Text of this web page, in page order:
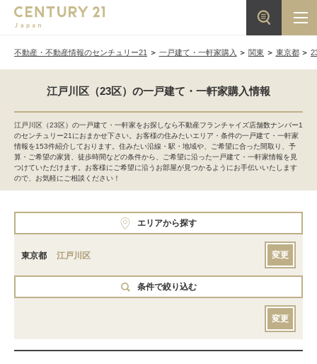
不動産・不動産情報のセンチュリー21 一戸建て・一軒家購入 関東 東京都
江戸川区（23区）の一戸建て・一軒家購入情報
江戸川区（23区）の一戸建て・一軒家をお探しなら不動産フランチャイズ店舗数ナンバー1
のセンチュリー21におまかせ下さい。お客様の住みたいエリア・条件の一戸建て・一軒家
情報を153件紹介しております。住みたい沿線・駅・地域や、ご希望に合った間取り、予
算・ご希望の家賃、徒歩時間などの条件から、ご希望に沿った一戸建て・一軒家情報を見
つけていただけます。お客様にご希望に沿うお部屋が見つかるようにお手伝いいたします
ので、お気軽にご相談ください！
エリアから探す
東京都 江戸川区 変更
条件で絞り込む
変更